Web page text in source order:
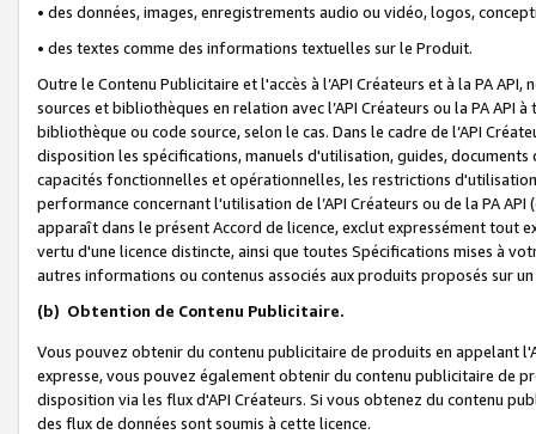
• des données, images, enregistrements audio ou vidéo, logos,
• des textes comme des informations textuelles sur le Produit.
Outre le Contenu Publicitaire et l'accès à l’API Créateurs et à la PA
sources et bibliothèques en relation avec l’API Créateurs ou la PA
bibliothèque ou code source, selon le cas. Dans le cadre de l’API
disposition les spécifications, manuels d'utilisation, guides,
capacités fonctionnelles et opérationnelles, les restrictions
performance concernant l'utilisation de l’API Créateurs ou de la PA
apparaît dans le présent Accord de licence, exclut expressément tout
vertu d'une licence distincte, ainsi que toutes Spécifications mises à
autres informations ou contenus associés aux produits proposés sur
(b) Obtention de Contenu Publicitaire.
Vous pouvez obtenir du contenu publicitaire de produits en appelant
expresse, vous pouvez également obtenir du contenu publicitaire de
disposition via les flux d'API Créateurs. Si vous obtenez du contenu
des flux de données sont soumis à cette licence.